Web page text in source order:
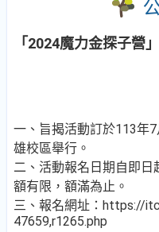
「2024魔力金探子營」
一、旨揭活動訂於113年
雄校區舉行。
二、活動報名日期自即
額有限，額滿為止。
三、報名網址：https://
47659,r1265.php